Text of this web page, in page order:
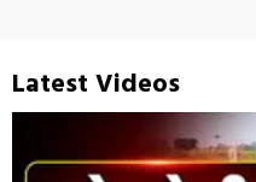
Latest Videos